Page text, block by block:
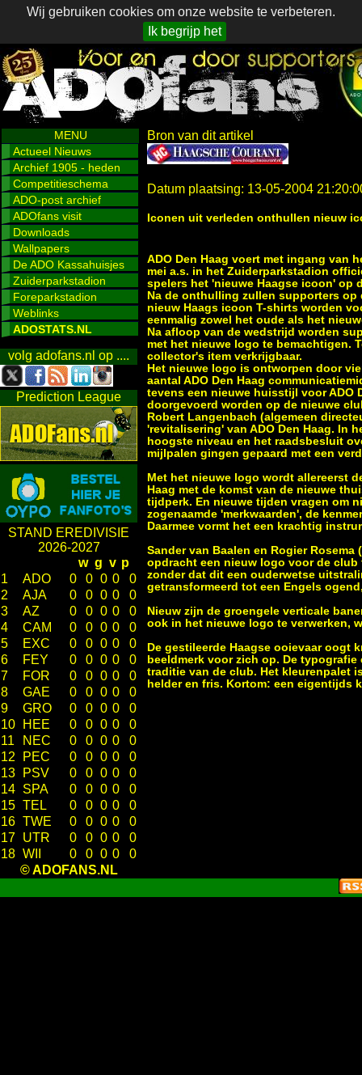
Wij gebruiken cookies om onze website te verbeteren.
Ik begrijp het
MENU
Actueel Nieuws
Archief 1905 - heden
Competitieschema
ADO-post archief
ADOfans visit
Downloads
Wallpapers
De ADO Kassahuisjes
Zuiderparkstadion
Foreparkstadion
Weblinks
ADOSTATS.NL
volg adofans.nl op ....
Prediction League
STAND EREDIVISIE
2026-2027
w g v p
1
ADO 0 0 0 0
0
2
AJA 0 0 0 0
0
3
AZ 0 0 0 0
0
4
CAM 0 0 0 0
0
5
EXC 0 0 0 0
0
6
FEY 0 0 0 0
0
7
FOR 0 0 0 0
0
8
GAE 0 0 0 0
0
9
GRO 0 0 0 0
0
10
HEE 0 0 0 0
0
11
NEC 0 0 0 0
0
12
PEC 0 0 0 0
0
13
PSV 0 0 0 0
0
14 SPA 0 0 0 0
0
15 TEL 0 0 0 0
0
16 TWE 0 0 0 0
0
17 UTR 0 0 0 0
0
18 WII 0 0 0 0
0
© ADOFANS.NL
Bron van dit artikel
Datum plaatsing: 13-05-2004
Iconen uit verleden onthullen nieuw
ADO Den Haag voert met ingang van
mei a.s. in het Zuiderparkstadion
spelers het 'nieuwe Haagse icoon' op
Na de onthulling zullen supporters
nieuw Haags icoon T-shirts worden
eenmalig zowel het oude als het
Na afloop van de wedstrijd worden
met het nieuwe logo te bemachtigen.
collector's item verkrijgbaar.
Het nieuwe logo is ontworpen door
aantal ADO Den Haag
tevens een nieuwe huisstijl voor ADO
doorgevoerd worden op de nieuwe
Robert Langenbach (algemeen
'revitalisering' van ADO Den Haag. In
hoogste niveau en het raadsbesluit
mijlpalen gingen gepaard met een
Met het nieuwe logo wordt allereerst
Haag met de komst van de nieuwe
tijdperk. En nieuwe tijden vragen om
zogenaamde 'merkwaarden', de
Daarmee vormt het een krachtig
Sander van Baalen en Rogier
opdracht een nieuw logo voor de
zonder dat dit een ouderwetse
getransformeerd tot een Engels
Nieuw zijn de groengele verticale
ook in het nieuwe logo te verwerken,
De gestileerde Haagse ooievaar
beeldmerk voor zich op. De
traditie van de club. Het kleurenpalet
helder en fris. Kortom: een eigentijds